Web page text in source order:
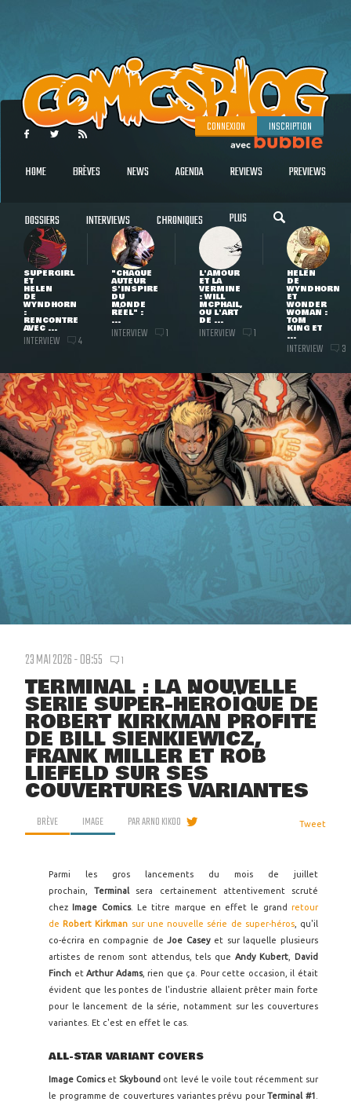
CONNEXION INSCRIPTION
HOME BRÈVES NEWS AGENDA REVIEWS PREVIEWS
DOSSIERS INTERVIEWS CHRONIQUES PLUS
SUPERGIRL
ET
HELEN
DE
WYNDHORN
:
RENCONTRE
AVEC ...
INTERVIEW 4
"CHAQUE
AUTEUR
S'INSPIRE
DU
MONDE
RÉEL" :
...
INTERVIEW 1
L'AMOUR
ET LA
VERMINE
: WILL
MCPHAIL,
OU L'ART
DE ...
INTERVIEW 1
HELEN
DE
WYNDHORN
ET
WONDER
WOMAN :
TOM
KING ET
...
INTERVIEW 3
23 MAI 2026 - 08:55 1
TERMINAL : LA NOUVELLE
SÉRIE SUPER-HÉROÏQUE DE
ROBERT KIRKMAN PROFITE
DE BILL SIENKIEWICZ,
FRANK MILLER ET ROB
LIEFELD SUR SES
COUVERTURES VARIANTES
BRÈVE IMAGE PARARNO KIKOO Tweet
Parmi les gros lancements du mois de juillet
prochain,Terminal sera certainement attentivement scruté
chez Image Comics. Le titre marque en effet le grandretour
deRobert Kirkman sur une nouvelle série de super-héros, qu'il
co-écrira en compagnie deJoe Casey et sur laquelle plusieurs
artistes de renom sont attendus, tels que Andy Kubert
David
Finch etArthur Adams, rien que ça. Pour cette occasion, il était
évident que les pontes de l'industrie allaient prêter main forte
pour le lancement de la série, notamment sur les couvertures
variantes. Et c'est en effet le cas.
ALL-STAR VARIANT COVERS
Image Comics et Skybound ont levé le voile tout récemment sur
le programme de couvertures variantes prévu pourTerminal #1